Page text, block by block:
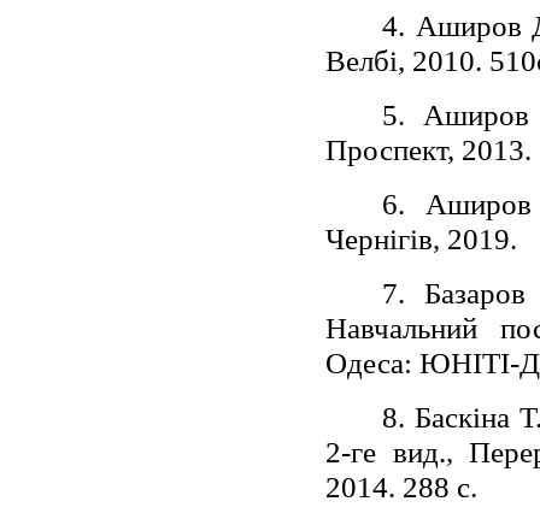
4. Аширов
Велбі, 2010.
5. Аширов
Проспект,
6. Аширов
Чернігів, 2019.
7.
Навчальний
Одеса: ЮНІТІ-
8. Баскіна
2-ге вид.,
2014. 288 с.